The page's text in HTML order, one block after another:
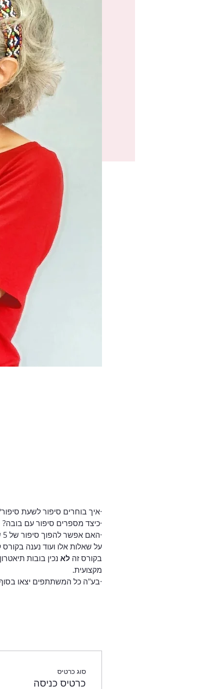
·איך בוחרים סיפור לשעת
·כיצד מספרים סיפור עם בובה?
·האם אפשר להפוך סיפור של 5 שורות להצגה של 45 דקות?
על שאלות אלו ועוד נענה בקורס קצרצר ותכליתי,
בקורס זה לא נכין בובות
מקצועית.
·בע"ה כל המשתתפים יצאו
סוג כרטיס
כרטיס כניסה